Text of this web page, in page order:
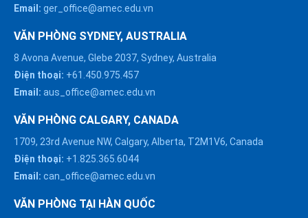
Email: ger_office@amec.edu.vn
VĂN PHÒNG SYDNEY, AUSTRALIA
8 Avona Avenue, Glebe 2037, Sydney, Australia
Điện thoại: +61.450.975.457
Email: aus_office@amec.edu.vn
VĂN PHÒNG CALGARY, CANADA
1709, 23rd Avenue NW, Calgary, Alberta, T2M1V6, Canada
Điện thoại: +1.825.365.6044
Email: can_office@amec.edu.vn
VĂN PHÒNG TẠI HÀN QUỐC